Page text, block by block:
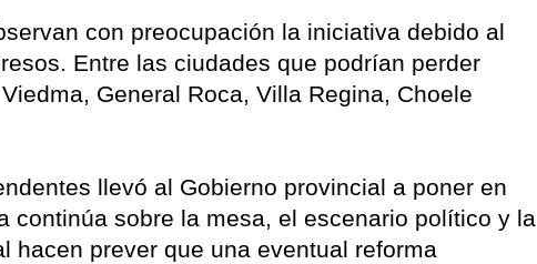
con preocupación la iniciativa debido al
Entre las ciudades que podrían perder
General Roca, Villa Regina, Choele
llevó al Gobierno provincial a poner en
continúa sobre la mesa, el escenario político y la
hacen prever que una eventual reforma